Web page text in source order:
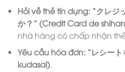
Hỏi về thẻ tín dụng: “クレジ
か？” (Credit Card de
nhà hàng có chấp nhận
Yêu cầu hóa đơn: “レシー
kudasai).